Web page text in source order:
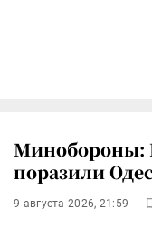
Минобороны:
поразили
9 августа 2026, 21:59